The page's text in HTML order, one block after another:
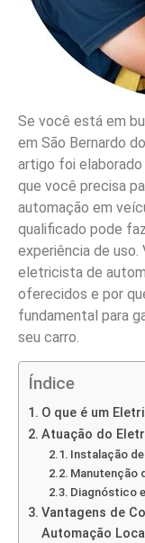
Se você está em
em São Bernardo
artigo foi
que você precisa
automação em
qualificado pode
experiência de uso.
eletricista de
oferecidos e por
fundamental para
seu carro.
Índice
O que é um
Atuação do
Instalação
Manutenção
Diagnóstico
Vantagens de
Automação Local